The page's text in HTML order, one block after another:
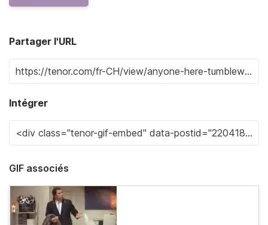
Partager l'URL
Intégrer
GIF associés